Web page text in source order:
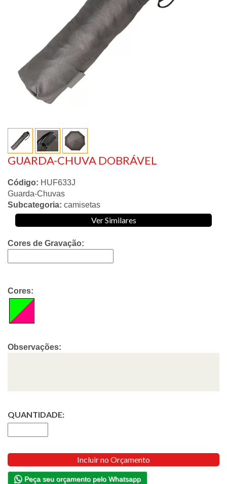
GUARDA-CHUVA DOBRÁVEL
Código: HUF633J
Guarda-Chuvas
Subcategoria: camisetas
Ver Similares
Cores de Gravação:
Cores:
Observações:
QUANTIDADE:
Incluir no Orçamento
Peça seu orçamento pelo Whatsapp